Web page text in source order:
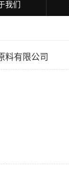
我们
料有限公司